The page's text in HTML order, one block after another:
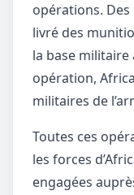
opérations. Des
livré des
la base
opération,
militaires de
Toutes ces
les forces
engagées